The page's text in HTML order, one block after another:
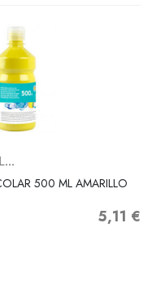
500 ML AMARILLO
Precio
5,11 €